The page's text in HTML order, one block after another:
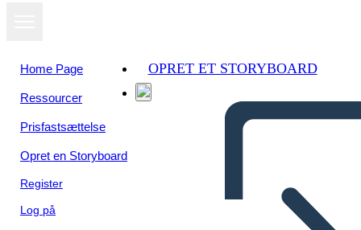
Home Page
Ressourcer
Prisfastsættelse
Opret en Storyboard
Register
Log på
OPRET ET STORYBOARD